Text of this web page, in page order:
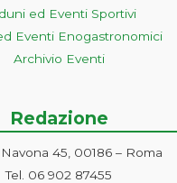
ed Eventi Sportivi
Eventi Enogastronomici
Archivio Eventi
Redazione
45, 00186 – Roma
Tel. 06 902 87455